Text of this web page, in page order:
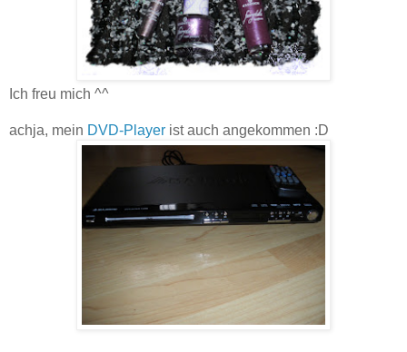
Ich freu mich ^^
achja, mein DVD-Player ist auch angekommen :D